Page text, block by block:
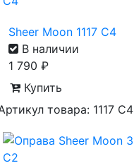
Sheer Moon 1117 C4
В наличии
1 790 ₽
Купить
товара: 1117 С4